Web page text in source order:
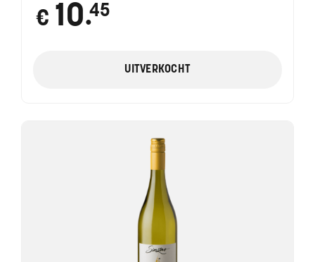
€ 10 ●
45
UITVERKOCHT